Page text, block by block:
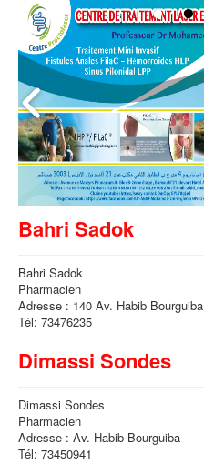
Contact
Bahri Sadok
Bahri Sadok
Pharmacien
Adresse : 140 Av. Habib Bourguiba
Tél: 73476235
Dimassi Sondes
Dimassi Sondes
Pharmacien
Adresse : Av. Habib Bourguiba
Tél: 73450941